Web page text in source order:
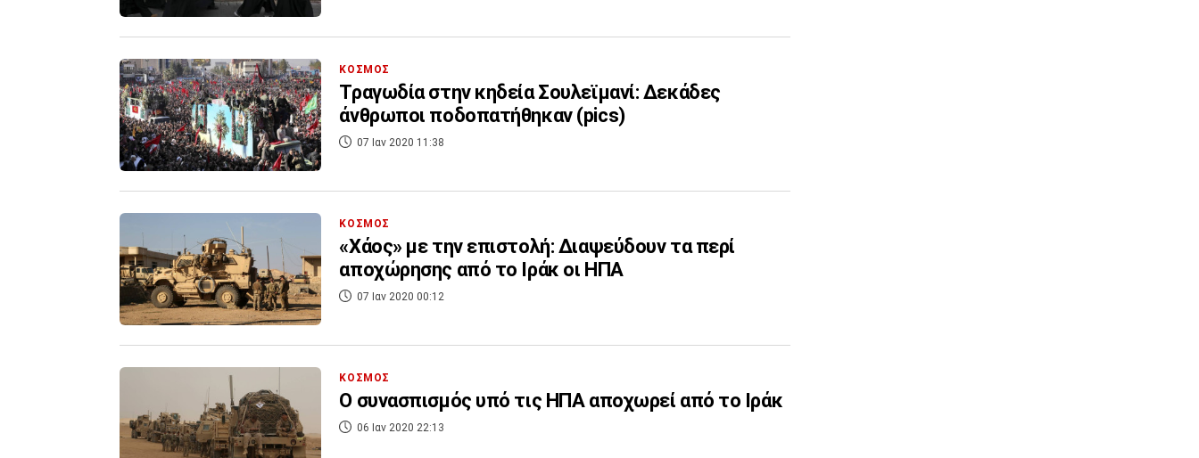
ΚΟΣΜΟΣ
Τραγωδία στην κηδεία Σουλεϊμανί: Δεκάδες
άνθρωποι ποδοπατήθηκαν (pics)
07 Ιαν 2020 11:38
ΚΟΣΜΟΣ
«Χάος» με την επιστολή: Διαψεύδουν τα περί
αποχώρησης από το Ιράκ οι ΗΠΑ
07 Ιαν 2020 00:12
ΚΟΣΜΟΣ
Ο συνασπισμός υπό τις ΗΠΑ αποχωρεί από το Ιράκ
06 Ιαν 2020 22:13